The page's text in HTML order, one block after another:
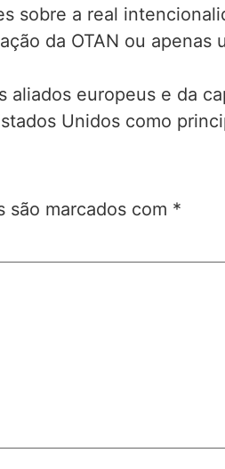
sobre a real
da OTAN ou apenas
europeus e da
Unidos como
são marcados com *